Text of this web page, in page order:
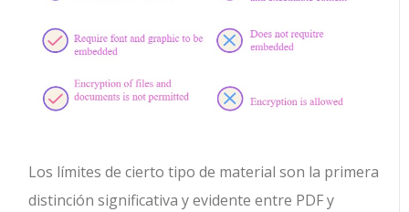
Los límites de cierto tipo de material son la primera
distinción significativa y evidente entre PDF y